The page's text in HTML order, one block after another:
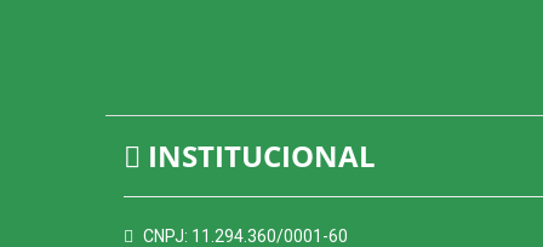
INSTITUCIONAL
CNPJ: 11.294.360/0001-60